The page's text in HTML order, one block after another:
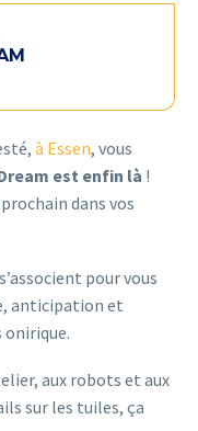
à Essen, vous
est enfin là !
dans vos
s’associent pour vous
anticipation et
aux robots et aux
sur les tuiles, ça